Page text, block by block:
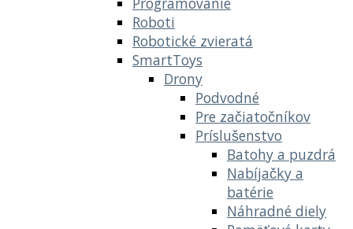
Roboti
Robotické zvieratá
SmartToys
Drony
Podvodné
Pre začiatočníkov
Príslušenstvo
Batohy a puzdrá
Nabíjačky a
batérie
Náhradné diely